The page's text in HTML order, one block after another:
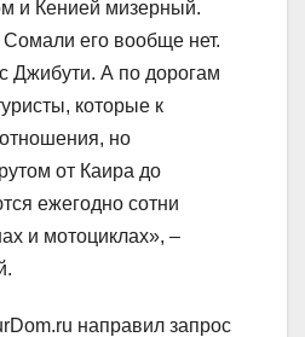
и Кенией мизерный.
его вообще нет.
Джибути. А по дорогам
которые к
но
от Каира до
ежегодно сотни
и мотоциклах», –
направил запрос